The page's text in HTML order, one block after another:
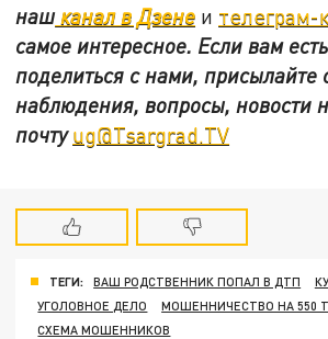
нашканал в Дзене и телеграм-
самое интересное. Если вам
поделиться с нами, присылайте
наблюдения, вопросы, новости
почтуug@Tsargrad.TV
ТЕГИ: ВАШ РОДСТВЕННИК ПОПАЛ В ДТП
УГОЛОВНОЕ ДЕЛО
МОШЕННИЧЕСТВО НА 550
СХЕМА МОШЕННИКОВ